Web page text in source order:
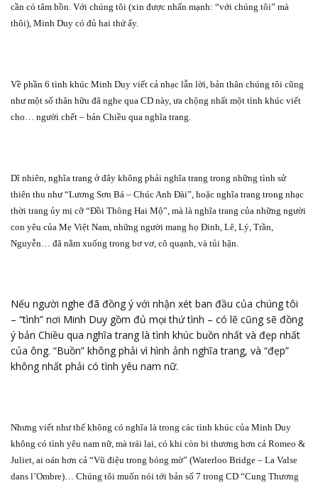
cần có tâm hồn. Với chúng tôi (xin được nhấn mạnh: “với chúng tôi” mà
thôi), Minh Duy có đủ hai thứ ấy.
Về phần 6 tình khúc Minh Duy viết cả nhạc lẫn lời, bản thân chúng tôi cũng
như một số thân hữu đã nghe qua CD này, ưa chộng nhất một tình khúc viết
cho… người chết – bản Chiều qua nghĩa trang.
Dĩ nhiên, nghĩa trang ở đây không phải nghĩa trang trong những tình sử
thiên thu như “Lương Sơn Bá – Chúc Anh Đài”, hoặc nghĩa trang trong nhạc
thời trang ủy mị cỡ “Đồi Thông Hai Mộ”, mà là nghĩa trang của những người
con yêu của Mẹ Việt Nam, những người mang họ Đinh, Lê, Lý, Trần,
Nguyễn… đã nằm xuống trong bơ vơ, cô quạnh, và tủi hận.
Nếu người nghe đã đồng ý với nhận xét ban đầu của chúng tôi
– “tình” nơi Minh Duy gồm đủ mọi thứ tình – có lẽ cũng sẽ đồng
ý bản Chiều qua nghĩa trang là tình khúc buồn nhất và đẹp nhất
của ông. “Buồn” không phải vì hình ảnh nghĩa trang, và “đẹp”
không nhất phải có tình yêu nam nữ.
Nhưng viết như thế không có nghĩa là trong các tình khúc của Minh Duy
không có tình yêu nam nữ, mà trái lại, có khi còn bi thương hơn cả Romeo &
Juliet, ai oán hơn cả “Vũ điệu trong bóng mờ” (Waterloo Bridge – La Valse
dans l’Ombre)… Chúng tôi muốn nói tới bản số 7 trong CD “Cung Thương